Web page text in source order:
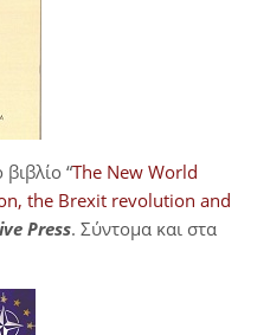
“The New World
the Brexit revolution and
Press. Σύντομα και στα